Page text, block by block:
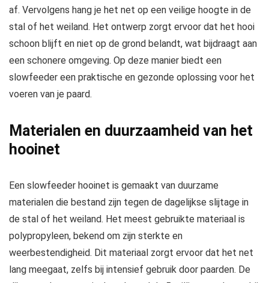
af. Vervolgens hang je het net op een veilige hoogte in de
stal of het weiland. Het ontwerp zorgt ervoor dat het hooi
schoon blijft en niet op de grond belandt, wat bijdraagt aan
een schonere omgeving. Op deze manier biedt een
slowfeeder een praktische en gezonde oplossing voor het
voeren van je paard.
Materialen en duurzaamheid van het
hooinet
Een slowfeeder hooinet is gemaakt van duurzame
materialen die bestand zijn tegen de dagelijkse slijtage in
de stal of het weiland. Het meest gebruikte materiaal is
polypropyleen, bekend om zijn sterkte en
weerbestendigheid. Dit materiaal zorgt ervoor dat het net
lang meegaat, zelfs bij intensief gebruik door paarden. De